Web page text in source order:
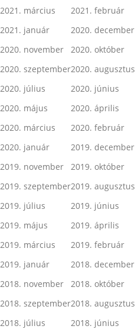
2021. március
2021. február
2021. január
2020. december
2020. november
2020. október
2020. szeptember2020. augusztus
2020. július
2020. június
2020. május
2020. április
2020. március
2020. február
2020. január
2019. december
2019. november
2019. október
2019. szeptember2019. augusztus
2019. július
2019. június
2019. május
2019. április
2019. március
2019. február
2019. január
2018. december
2018. november
2018. október
2018. szeptember2018. augusztus
2018. július
2018. június